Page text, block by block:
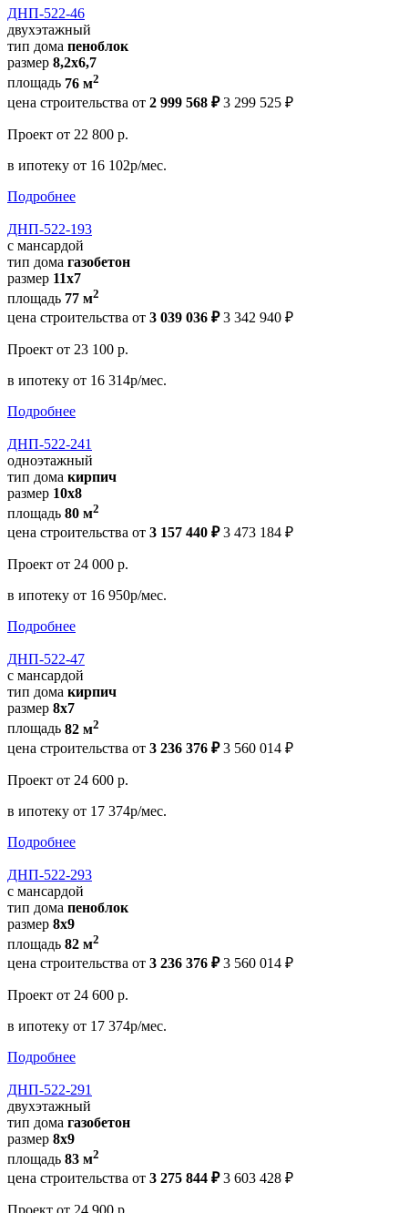
ДНП-522-46
двухэтажный
тип дома пеноблок
размер 8,2х6,7
площадь 76 м2
цена строительства от 2 999 568 ₽ 3 299 525 ₽
Проект от 22 800 р.
в ипотеку от 16 102р/мес.
Подробнее
ДНП-522-193
с мансардой
тип дома газобетон
размер 11х7
площадь 77 м2
цена строительства от 3 039 036 ₽ 3 342 940 ₽
Проект от 23 100 р.
в ипотеку от 16 314р/мес.
Подробнее
ДНП-522-241
одноэтажный
тип дома кирпич
размер 10х8
площадь 80 м2
цена строительства от 3 157 440 ₽ 3 473 184 ₽
Проект от 24 000 р.
в ипотеку от 16 950р/мес.
Подробнее
ДНП-522-47
с мансардой
тип дома кирпич
размер 8х7
площадь 82 м2
цена строительства от 3 236 376 ₽ 3 560 014 ₽
Проект от 24 600 р.
в ипотеку от 17 374р/мес.
Подробнее
ДНП-522-293
с мансардой
тип дома пеноблок
размер 8x9
площадь 82 м2
цена строительства от 3 236 376 ₽ 3 560 014 ₽
Проект от 24 600 р.
в ипотеку от 17 374р/мес.
Подробнее
ДНП-522-291
двухэтажный
тип дома газобетон
размер 8x9
площадь 83 м2
цена строительства от 3 275 844 ₽ 3 603 428 ₽